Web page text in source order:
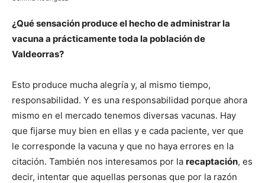
¿Qué sensación produce el hecho de administrar la
vacuna a prácticamente toda la población de
Valdeorras?
Esto produce mucha alegría y, al mismo tiempo,
responsabilidad. Y es una responsabilidad porque ahora
mismo en el mercado tenemos diversas vacunas. Hay
que fijarse muy bien en ellas y e cada paciente, ver que
le corresponde la vacuna y que no haya errores en la
citación. También nos interesamos por la recaptación, es
decir, intentar que aquellas personas que por la razón